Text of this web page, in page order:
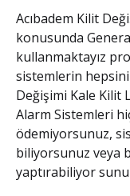
Acıbadem Kilit
konusunda
kullanmaktayız
sistemlerin
Değişimi Kale Kilit
Alarm Sistemleri
ödemiyorsunuz,
biliyorsunuz veya
yaptırabiliyor